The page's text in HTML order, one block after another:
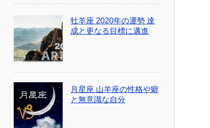
牡羊座 2020年の運勢 達
成と更なる目標に邁進
月星座 山羊座の性格や癖
と無意識な自分